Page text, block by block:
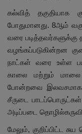
கல்வித் தகுதியாக
போதுமானது. 8ஆம்
வரை படித்தவர்களுக்கு
வழங்கப்படுகின்றன
நாட்கள் வரை உள்ள
காலை மற்றும் மாலை
போன்றவை இலவசமாக
சீருடை
அடிப்படை
மேலும், குறிப்பிட்ட